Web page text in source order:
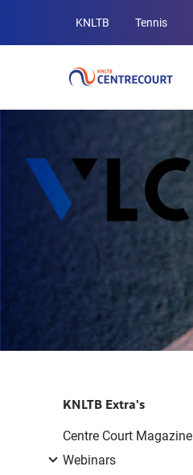
Overige
KNLTB
websites
KNLTB Tennis
KNLTB Extra's
Centre Court Magazine
Webinars